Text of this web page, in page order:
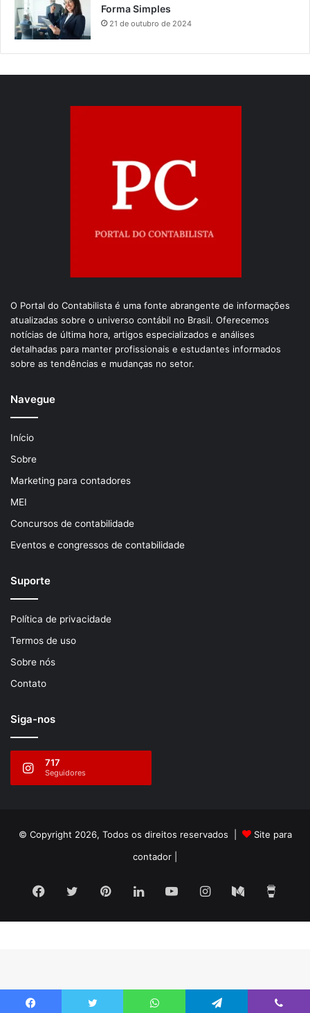
Forma Simples
21 de outubro de 2024
O Portal do Contabilista é uma fonte abrangente de informações
atualizadas sobre o universo contábil no Brasil. Oferecemos
notícias de última hora, artigos especializados e análises
detalhadas para manter profissionais e estudantes informados
sobre as tendências e mudanças no setor.
Navegue
Início
Sobre
Marketing para contadores
MEI
Concursos de contabilidade
Eventos e congressos de contabilidade
Suporte
Política de privacidade
Termos de uso
Sobre nós
Contato
Siga-nos
717
Seguidores
© Copyright 2026, Todos os direitos reservados |
Site para
contador